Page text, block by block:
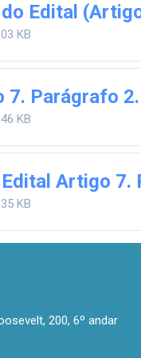
Edital
KB
Parágrafo
KB
Artigo 7.
KB
200, 6º andar